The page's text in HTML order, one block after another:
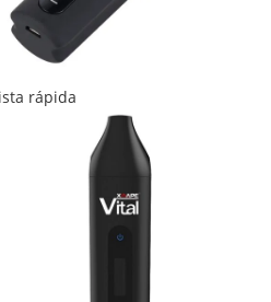
rápida